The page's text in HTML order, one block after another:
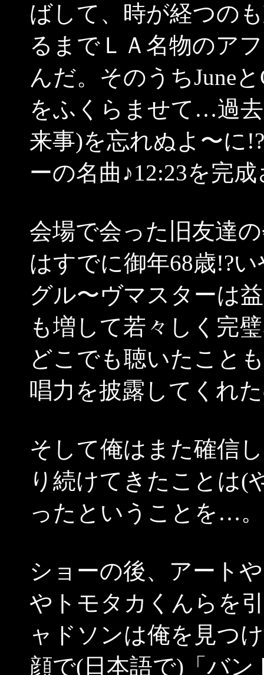
ばして、時が経つの
るまでＬＡ名物のア
んだ。そのうちJune
をふくらませて…過
来事)を忘れぬよ〜に
ーの名曲♪12:23を完
会場で会った旧友達
はすでに御年68歳!?
グル〜ヴマスターは
も増して若々しく完
どこでも聴いたこと
唱力を披露してくれ
そして俺はまた確信
り続けてきたことは(
ったということを…。
ショーの後、アート
やトモタカくんらを
ャドソンは俺を見つ
顔で(日本語で)「バ